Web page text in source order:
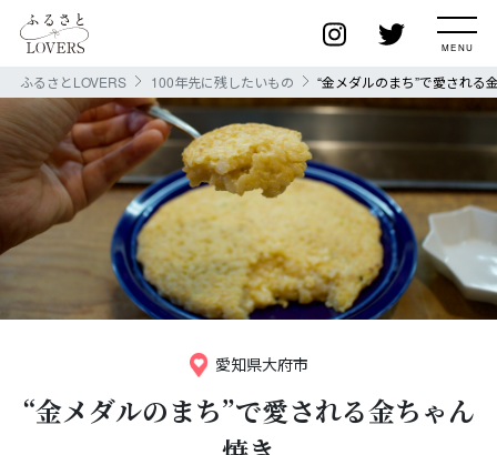
ふるさとLOVERS 100年先に残したいもの “金メダルのまち”で愛される
愛知県大府市
“金メダルのまち”で愛される金ちゃん